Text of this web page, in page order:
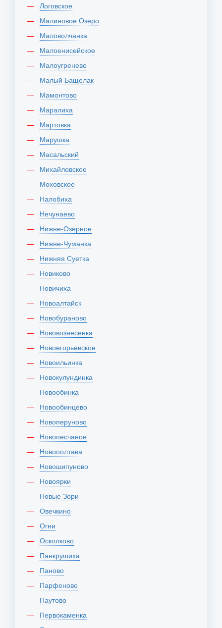
Логовское
Малиновое Озеро
Маловолчанка
Малоенисейское
Малоугренево
Малый Бащелак
Мамонтово
Маралиха
Мартовка
Марушка
Масальский
Михайловское
Моховское
Налобиха
Нечунаево
Нижне-Озерное
Нижне-Чуманка
Нижняя Суетка
Новиково
Новичиха
Новоалтайск
Новобураново
Нововознесенка
Новоегорьевское
Новоильинка
Новокулундинка
Новообинка
Новообинцево
Новоперуново
Новопесчаное
Новополтава
Новошипуново
Новоярки
Новые Зори
Овечкино
Огни
Осколково
Панкрушиха
Паново
Парфеново
Паутово
Первокаменка